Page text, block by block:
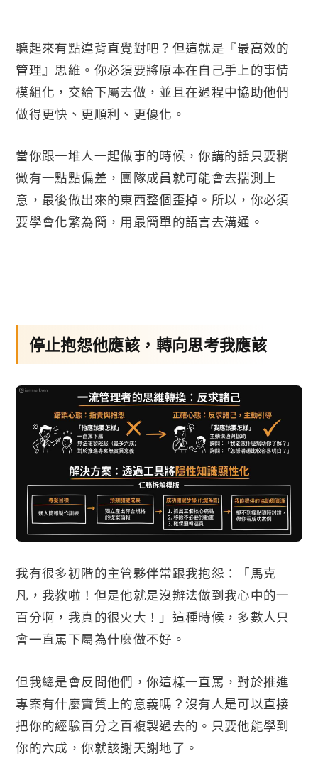
聽起來有點違背直覺對吧？但這就是『最高效的
管理』思維。你必須要將原本在自己手上的事情
模組化，交給下屬去做，並且在過程中協助他們
做得更快、更順利、更優化。
當你跟一堆人一起做事的時候，你講的話只要稍
微有一點點偏差，團隊成員就可能會去揣測上
意，最後做出來的東西整個歪掉。所以，你必須
要學會化繁為簡，用最簡單的語言去溝通。
停止抱怨他應該，轉向思考我應該
我有很多初階的主管夥伴常跟我抱怨：「馬克
凡，我教啦！但是他就是沒辦法做到我心中的一
百分啊，我真的很火大！」這種時候，多數人只
會一直罵下屬為什麼做不好。
但我總是會反問他們，你這樣一直罵，對於推進
專案有什麼實質上的意義嗎？沒有人是可以直接
把你的經驗百分之百複製過去的。只要他能學到
你的六成，你就該謝天謝地了。